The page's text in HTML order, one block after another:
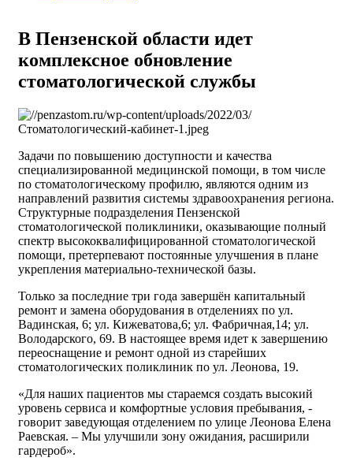
В Пензенской области идет
комплексное обновление
стоматологической службы
Задачи по повышению доступности и качества
специализированной медицинской помощи, в том числе
по стоматологическому профилю, являются одним из
направлений развития системы здравоохранения региона.
Структурные подразделения Пензенской
стоматологической поликлиники, оказывающие полный
спектр высококвалифицированной стоматологической
помощи, претерпевают постоянные улучшения в плане
укрепления материально-технической базы.
Только за последние три года завершён капитальный
ремонт и замена оборудования в отделениях по ул.
Вадинская, 6; ул. Кижеватова,6; ул. Фабричная,14; ул.
Володарского, 69. В настоящее время идет к завершению
переоснащение и ремонт одной из старейших
стоматологических поликлиник по ул. Леонова, 19.
«Для наших пациентов мы стараемся создать высокий
уровень сервиса и комфортные условия пребывания, -
говорит заведующая отделением по улице Леонова Елена
Раевская. – Мы улучшили зону ожидания, расширили
гардероб».